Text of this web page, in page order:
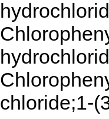
chloride;1-